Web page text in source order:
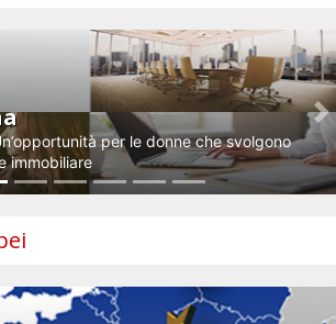
per le donne che svolgono
immobiliare